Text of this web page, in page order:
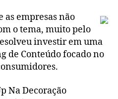
as empresas não
o tema, muito pelo
investir em uma
de Conteúdo focado no
Na Decoração